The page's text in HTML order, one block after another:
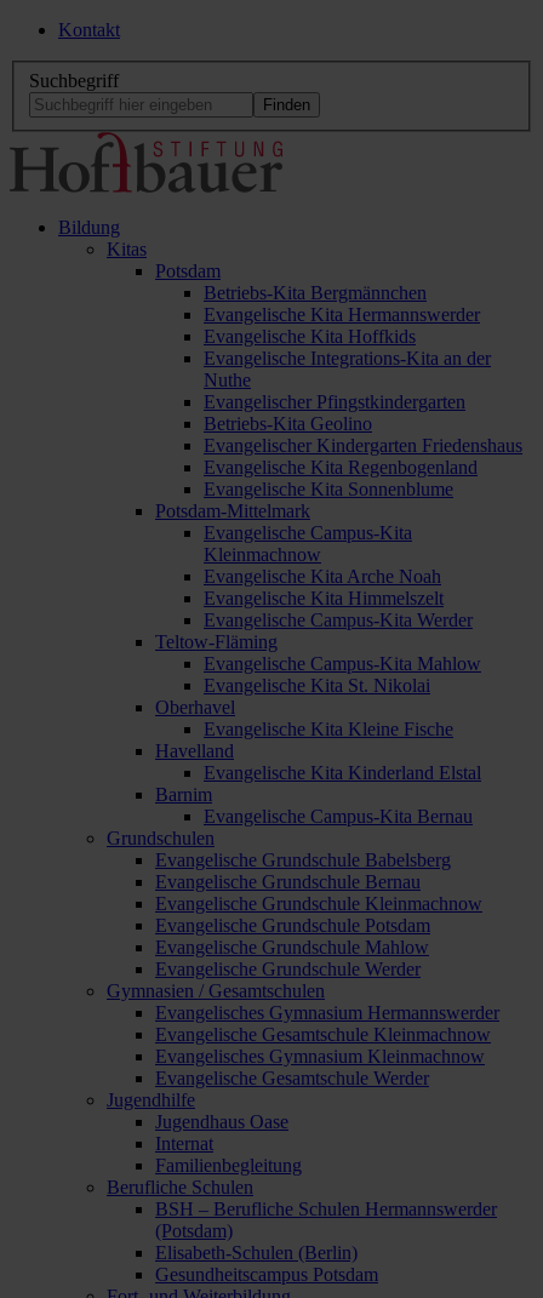
Kontakt
Suchbegriff
Bildung
Kitas
Potsdam
Betriebs-Kita Bergmännchen
Evangelische Kita Hermannswerder
Evangelische Kita Hoffkids
Evangelische Integrations-Kita an der
Nuthe
Evangelischer Pfingstkindergarten
Betriebs-Kita Geolino
Evangelischer Kindergarten Friedenshaus
Evangelische Kita Regenbogenland
Evangelische Kita Sonnenblume
Potsdam-Mittelmark
Evangelische Campus-Kita
Kleinmachnow
Evangelische Kita Arche Noah
Evangelische Kita Himmelszelt
Evangelische Campus-Kita Werder
Teltow-Fläming
Evangelische Campus-Kita Mahlow
Evangelische Kita St. Nikolai
Oberhavel
Evangelische Kita Kleine Fische
Havelland
Evangelische Kita Kinderland Elstal
Barnim
Evangelische Campus-Kita Bernau
Grundschulen
Evangelische Grundschule Babelsberg
Evangelische Grundschule Bernau
Evangelische Grundschule Kleinmachnow
Evangelische Grundschule Potsdam
Evangelische Grundschule Mahlow
Evangelische Grundschule Werder
Gymnasien / Gesamtschulen
Evangelisches Gymnasium Hermannswerder
Evangelische Gesamtschule Kleinmachnow
Evangelisches Gymnasium Kleinmachnow
Evangelische Gesamtschule Werder
Jugendhilfe
Jugendhaus Oase
Internat
Familienbegleitung
Berufliche Schulen
BSH – Berufliche Schulen Hermannswerder
(Potsdam)
Elisabeth-Schulen (Berlin)
Gesundheitscampus Potsdam